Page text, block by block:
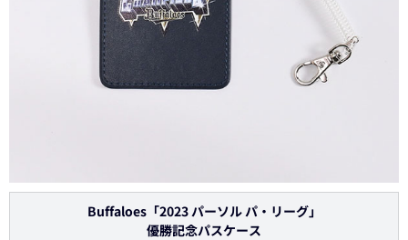
Buffaloes「2023 パーソル パ・リーグ」
優勝記念パスケース